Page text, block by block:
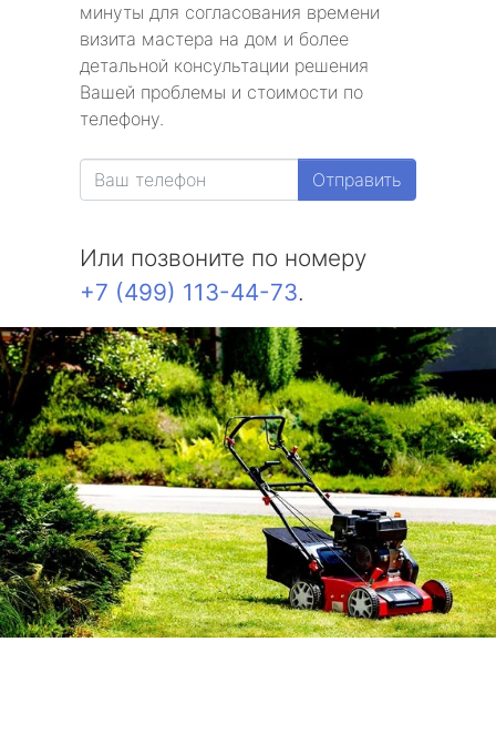
минуты для согласования времени
визита мастера на дом и более
детальной консультации решения
Вашей проблемы и стоимости по
телефону.
Отправить
Или позвоните по номеру
+7 (499) 113-44-73.